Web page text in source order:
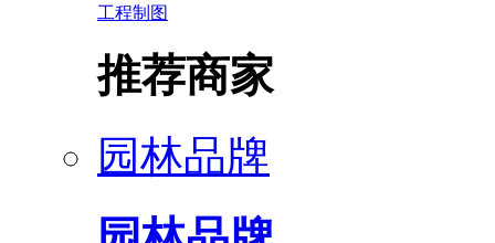
工程制图
推荐商家
园林品牌